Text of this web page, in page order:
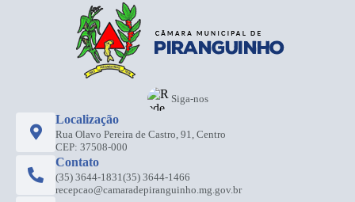
Siga-nos
Localização
Rua Olavo Pereira de Castro, 91, Centro
CEP: 37508-000
Contato
(35) 3644-1831(35) 3644-1466
recepcao@camaradepiranguinho.mg.gov.br